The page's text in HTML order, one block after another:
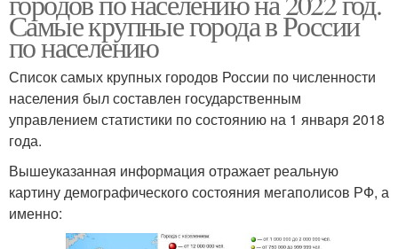
Самые крупные города в России
по населению
Список самых крупных городов России по численности
населения был составлен государственным
управлением статистики по состоянию на 1 января 2018
года.
Вышеуказанная информация отражает реальную
картину демографического состояния мегаполисов РФ, а
именно: